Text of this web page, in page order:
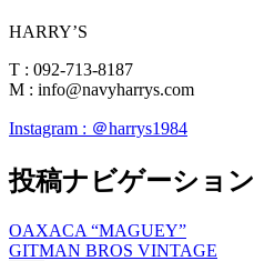
HARRY’S
T : 092-713-8187
M : info@navyharrys.com
Instagram : ＠harrys1984
投稿ナビゲーション
OAXACA “MAGUEY”
GITMAN BROS VINTAGE